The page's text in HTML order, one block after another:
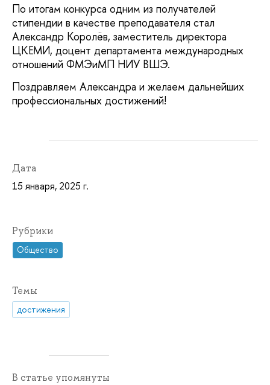
По итогам конкурса одним из получателей
стипендии в качестве преподавателя стал
Александр Королёв, заместитель директора
ЦКЕМИ, доцент департамента международных
отношений ФМЭиМП НИУ ВШЭ.
Поздравляем Александра и желаем дальнейших
профессиональных достижений!
Дата
15 января, 2025 г.
Рубрики
Общество
Темы
достижения
В статье упомянуты